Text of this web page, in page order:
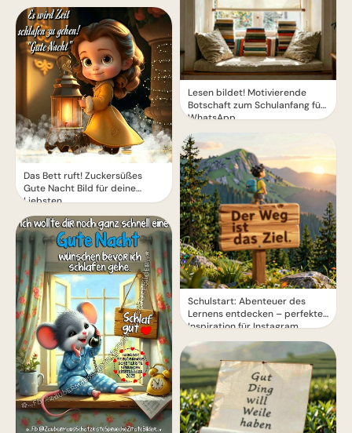
Das Bett ruft! Zuckersüßes
Gute Nacht Bild für deine
Liebsten
Lesen bildet! Motivierende
Botschaft zum Schulanfang für
WhatsApp
Schulstart: Abenteuer des
Lernens entdecken – perfekte
Inspiration für Instagram